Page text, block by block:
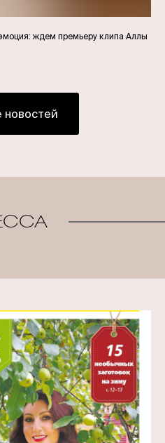
ждем премьеру клипа Аллы
новостей